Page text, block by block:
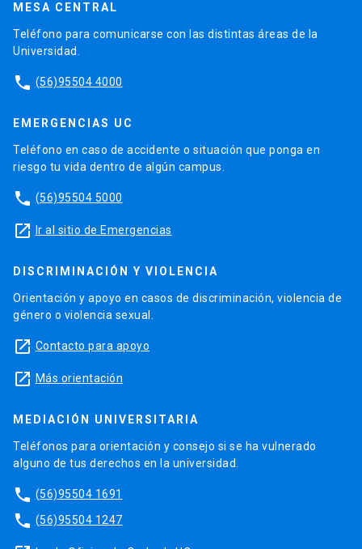
MESA CENTRAL
Teléfono para comunicarse con las distintas áreas de la
Universidad.
phone (56)95504 4000
EMERGENCIAS UC
Teléfono en caso de accidente o situación que ponga en
riesgo tu vida dentro de algún campus.
phone (56)95504 5000
launch Ir al sitio de Emergencias
DISCRIMINACIÓN Y VIOLENCIA
Orientación y apoyo en casos de discriminación, violencia de
género o violencia sexual.
launch Contacto para apoyo
launch Más orientación
MEDIACIÓN UNIVERSITARIA
Teléfonos para orientación y consejo si se ha vulnerado
alguno de tus derechos en la universidad.
phone (56)95504 1691
phone (56)95504 1247